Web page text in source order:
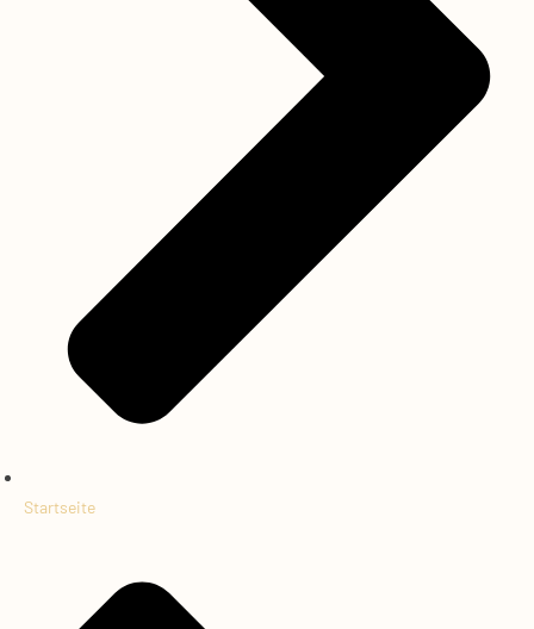
Startseite